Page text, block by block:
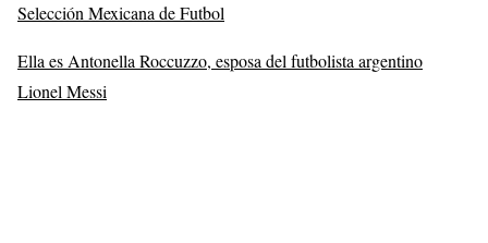
Selección Mexicana de Futbol
Ella es Antonella Roccuzzo, esposa del futbolista argentino
Lionel Messi